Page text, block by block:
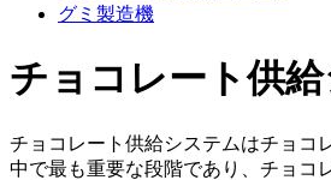
グミ製造機
チョコレート供
チョコレート供給システムはチョコ
中で最も重要な段階であり、チョコ